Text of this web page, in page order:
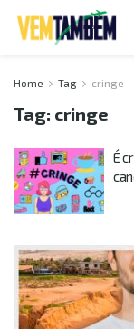
Home Tag cringe
Tag: cringe
É